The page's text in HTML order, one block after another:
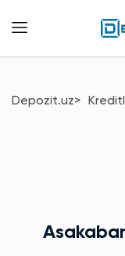
Depozit.uz